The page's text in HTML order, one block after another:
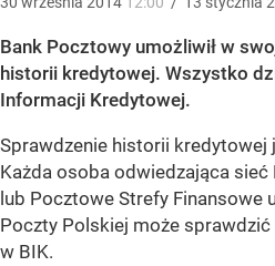
Bank Pocztowy umożliwił w
historii kredytowej. Wszystko
Informacji Kredytowej.
Sprawdzenie historii kredytowej
Każda osoba odwiedzająca
lub Pocztowe Strefy Finansowe
Poczty Polskiej może
w BIK.